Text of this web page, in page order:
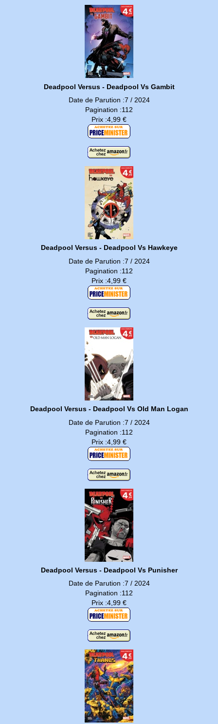
Deadpool Versus - Deadpool Vs Gambit
Date de Parution :7 / 2024
Pagination :112
Prix :4,99 €
Deadpool Versus - Deadpool Vs Hawkeye
Date de Parution :7 / 2024
Pagination :112
Prix :4,99 €
Deadpool Versus - Deadpool Vs Old Man Logan
Date de Parution :7 / 2024
Pagination :112
Prix :4,99 €
Deadpool Versus - Deadpool Vs Punisher
Date de Parution :7 / 2024
Pagination :112
Prix :4,99 €